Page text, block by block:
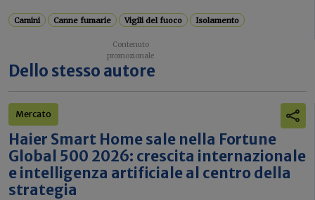
Camini Canne fumarie Vigili del fuoco Isolamento
Dello stesso autore
Mercato
Haier Smart Home sale nella Fortune
Global 500 2026: crescita internazionale
e intelligenza artificiale al centro della
strategia